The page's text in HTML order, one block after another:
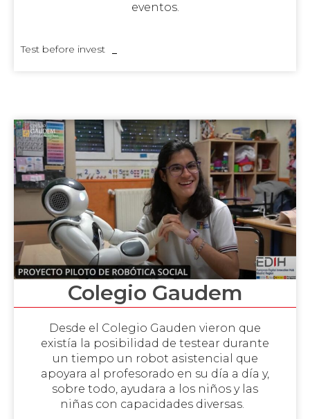
eventos.
Test before invest
Colegio Gaudem
Desde el Colegio Gauden vieron que
existía la posibilidad de testear durante
un tiempo un robot asistencial que
apoyara al profesorado en su día a día y,
sobre todo, ayudara a los niños y las
niñas con capacidades diversas.